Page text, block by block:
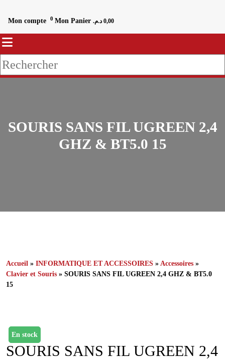
Mon compte 0 Mon Panier 0,00 د.م.
SOURIS SANS FIL UGREEN 2,4
GHZ & BT5.0 15
Accueil » INFORMATIQUE ET ACCESSOIRES » Accessoires »
Clavier et Souris » SOURIS SANS FIL UGREEN 2,4 GHZ & BT5.0
15
En stock
SOURIS SANS FIL UGREEN 2,4